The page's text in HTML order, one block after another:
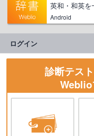
英和・和英
Android
ログイン
診断テス
Weblio